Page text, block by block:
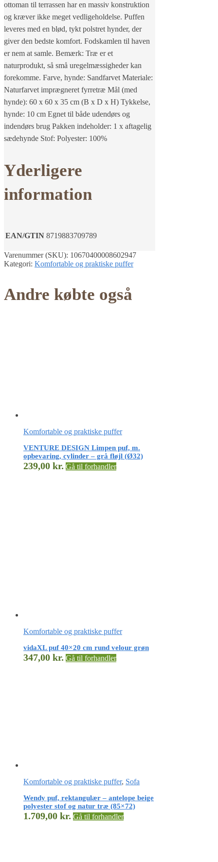
ottoman til terrassen har en massiv konstruktion
og kræver ikke meget vedligeholdelse. Puffen
leveres med en blød, tykt polstret hynder, der
giver den bedste komfort. Fodskamlen til haven
er nem at samle. Bemærk: Træ er et
naturprodukt, så små uregelmæssigheder kan
forekomme. Farve, hynde: Sandfarvet Materiale:
Naturfarvet imprægneret fyrretræ Mål (med
hynde): 60 x 60 x 35 cm (B x D x H) Tykkelse,
hynde: 10 cm Egnet til både udendørs og
indendørs brug Pakken indeholder: 1 x aftagelig
sædehynde Stof: Polyester: 100%
Yderligere
information
EAN/GTIN 8719883709789
Varenummer (SKU): 10670400008602947
Kategori: Komfortable og praktiske puffer
Andre købte også
Komfortable og praktiske puffer
VENTURE DESIGN Limpen puf, m.
opbevaring, cylinder – grå fløjl (Ø32)
239,00 kr. Gå til forhandler
Komfortable og praktiske puffer
vidaXL puf 40×20 cm rund velour grøn
347,00 kr. Gå til forhandler
Komfortable og praktiske puffer, Sofa
Wendy puf, rektangulær – antelope beige
polyester stof og natur træ (85×72)
1.709,00 kr. Gå til forhandler